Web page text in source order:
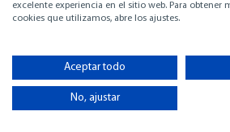
Palma International Boat Show 25.
excelente experiencia en el sitio web. Para obtener
cookies que utilizamos, abre los ajustes.
Aceptar todo
No, ajustar